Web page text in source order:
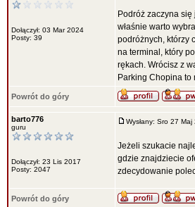
Dołączył: 03 Mar 2024
Posty: 39
Podróż zaczyna
właśnie warto
podróżnych, którzy
na terminal, który
rękach. Wrócisz z
Parking Chopina
Powrót do góry
barto776
guru
Dołączył: 23 Lis 2017
Posty: 2047
Wysłany: Sro 27
Jeżeli szukacie
gdzie znajdziecie
zdecydowanie
Powrót do góry